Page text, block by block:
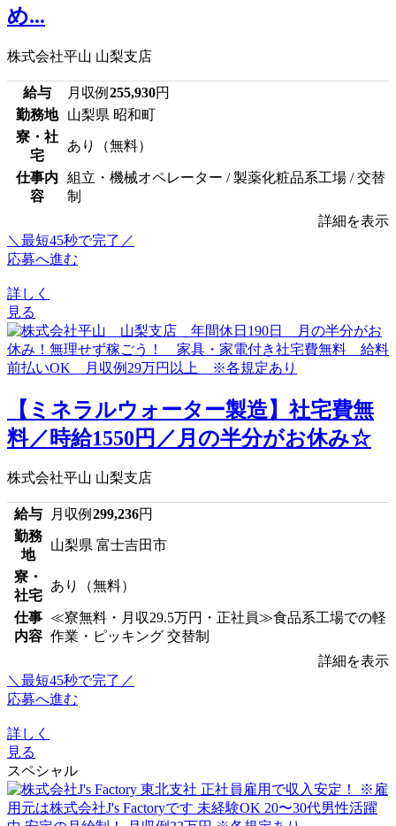
め...
株式会社平山 山梨支店
給与 月収例 255,930円
勤務地
山梨県 昭和町
寮・社
宅
あり（無料）
仕事内
容
組立・機械オペレーター / 製薬化粧品系工場 / 交替
制
詳細を表示
＼最短45秒で完了／
応募へ進む
詳しく
見る
【ミネラルウォーター製造】社宅費無
料／時給1550円／月の半分がお休み☆
株式会社平山 山梨支店
給与 月収例 299,236円
勤務
地
山梨県 富士吉田市
寮・
社宅
あり（無料）
仕事
内容
≪寮無料・月収29.5万円・正社員≫食品系工場での軽
作業・ピッキング 交替制
詳細を表示
＼最短45秒で完了／
応募へ進む
詳しく
見る
スペシャル